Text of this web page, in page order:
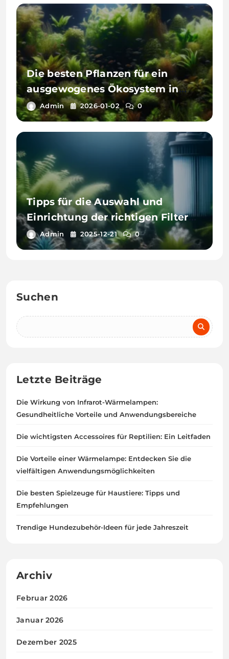
Die besten Pflanzen für ein
ausgewogenes Ökosystem in
Ihrem Aquarium
Admin 2026-01-02 0
Tipps für die Auswahl und
Einrichtung der richtigen Filter
für Ihr Aquarium
Admin 2025-12-21 0
Suchen
Letzte Beiträge
Die Wirkung von Infrarot-Wärmelampen:
Gesundheitliche Vorteile und Anwendungsbereiche
Die wichtigsten Accessoires für Reptilien: Ein Leitfaden
Die Vorteile einer Wärmelampe: Entdecken Sie die
vielfältigen Anwendungsmöglichkeiten
Die besten Spielzeuge für Haustiere: Tipps und
Empfehlungen
Trendige Hundezubehör-Ideen für jede Jahreszeit
Archiv
Februar 2026
Januar 2026
Dezember 2025